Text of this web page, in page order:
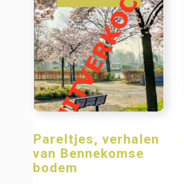
Pareltjes, verhalen
van Bennekomse
bodem